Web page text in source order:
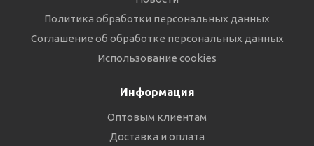
Политика обработки персональных данных
Соглашение об обработке персональных данных
Использование cookies
Информация
Оптовым клиентам
Доставка и оплата